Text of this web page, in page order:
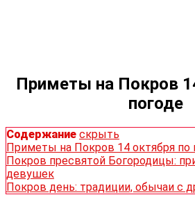
Приметы на Покров
погоде
Содержание скрыть
Приметы на Покров 14 октября по
Покров пресвятой Богородицы:
девушек
Покров день: традиции, обычаи с